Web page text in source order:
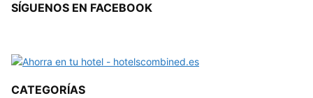
SÍGUENOS EN FACEBOOK
CATEGORÍAS